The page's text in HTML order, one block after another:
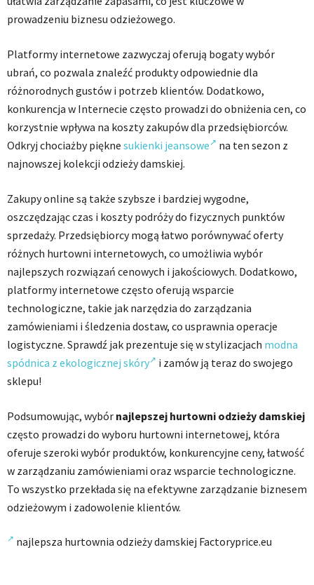
prowadzeniu biznesu odzieżowego.
Platformy internetowe zazwyczaj oferują bogaty wybór
ubrań, co pozwala znaleźć produkty odpowiednie dla
różnorodnych gustów i potrzeb klientów. Dodatkowo,
konkurencja w Internecie często prowadzi do obniżenia cen, co
korzystnie wpływa na koszty zakupów dla przedsiębiorców.
Odkryj chociażby piękne sukienki jeansowe
na ten sezon z
najnowszej kolekcji odzieży damskiej.
Zakupy online są także szybsze i bardziej wygodne,
oszczędzając czas i koszty podróży do fizycznych punktów
sprzedaży. Przedsiębiorcy mogą łatwo porównywać oferty
różnych hurtowni internetowych, co umożliwia wybór
najlepszych rozwiązań cenowych i jakościowych. Dodatkowo,
platformy internetowe często oferują wsparcie
technologiczne, takie jak narzędzia do zarządzania
zamówieniami i śledzenia dostaw, co usprawnia operacje
logistyczne. Sprawdź jak prezentuje się w stylizacjach modna
spódnica z ekologicznej skóry
i zamów ją teraz do swojego
sklepu!
Podsumowując, wybór najlepszej hurtowni odzieży damskiej
często prowadzi do wyboru hurtowni internetowej, która
oferuje szeroki wybór produktów, konkurencyjne ceny, łatwość
w zarządzaniu zamówieniami oraz wsparcie technologiczne.
To wszystko przekłada się na efektywne zarządzanie biznesem
odzieżowym i zadowolenie klientów.
najlepsza hurtownia odzieży damskiej Factoryprice.eu